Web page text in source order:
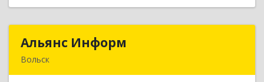
Альянс Информ
Вольск